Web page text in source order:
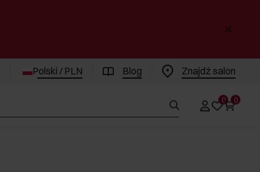
Polski / PLN Blog Znajdż salon
0 0